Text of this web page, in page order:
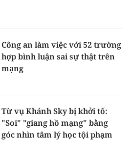
Công an làm việc với 52 trường
hợp bình luận sai sự thật trên
mạng
Từ vụ Khánh Sky bị khởi tố:
"Soi" "giang hồ mạng" bằng
góc nhìn tâm lý học tội phạm